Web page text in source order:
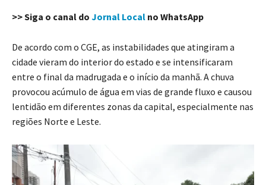
>> Siga o canal do Jornal Local no WhatsApp
De acordo com o CGE, as instabilidades que atingiram a
cidade vieram do interior do estado e se intensificaram
entre o final da madrugada e o início da manhã. A chuva
provocou acúmulo de água em vias de grande fluxo e causou
lentidão em diferentes zonas da capital, especialmente nas
regiões Norte e Leste.